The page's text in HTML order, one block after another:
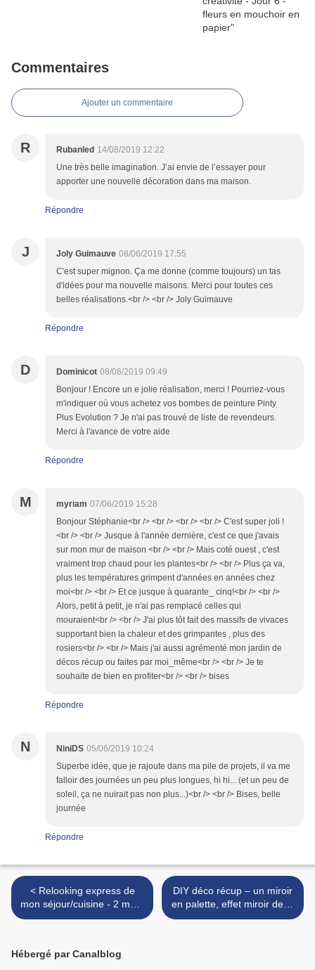
Commentaires
Ajouter un commentaire
R Rubanled 14/08/2019 12:22
Une très belle imagination. J’ai envie de l’essayer pour
apporter une nouvelle décoration dans ma maison.
Répondre
J Joly Guimauve 08/06/2019 17:55
C'est super mignon. Ça me donne (comme toujours) un tas
d'idées pour ma nouvelle maisons. Merci pour toutes ces
belles réalisations.<br /> <br /> Joly Guimauve
Répondre
D Dominicot 08/06/2019 09:49
Bonjour ! Encore un e jolie réalisation, merci ! Pourriez-vous
m'indiquer où vous achetez vos bombes de peinture Pinty
Plus Evolution ? Je n'ai pas trouvé de liste de revendeurs.
Merci à l'avance de votre aide
Répondre
M myriam 07/06/2019 15:28
Bonjour Stéphanie<br /> <br /> <br /> <br /> C'est super joli !
<br /> <br /> Jusque à l'année dernière, c'est ce que j'avais
sur mon mur de maison <br /> <br /> Mais coté ouest , c'est
vraiment trop chaud pour les plantes<br /> <br /> Plus ça va,
plus les températures grimpent d'années en années chez
moi<br /> <br /> Et ce jusque à quarante_ cinq!<br /> <br />
Alors, petit à petit, je n'ai pas remplacé celles qui
mouraient<br /> <br /> J'ai plus tôt fait des massifs de vivaces
supportant bien la chaleur et des grimpantes , plus des
rosiers<br /> <br /> Mais j'ai aussi agrémenté mon jardin de
décos récup ou faites par moi_même<br /> <br /> Je te
souhaite de bien en profiter<br /> <br /> bises
Répondre
N NiniDS 05/06/2019 10:24
Superbe idée, que je rajoute dans ma pile de projets, il va me
falloir des journées un peu plus longues, hi hi... (et un peu de
soleil, ça ne nuirait pas non plus...)<br /> <br /> Bises, belle
journée
Répondre
< Relooking express de
mon séjour/cuisine - 2 murs
en « vert de gris », ça
DIY déco récup – un miroir
en palette, effet miroir de la
vie ? >
Hébergé par Canalblog